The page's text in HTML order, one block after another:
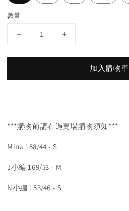
數量
加入購物車
***購物前請看過賣場購物須知***
Mina 158/44 - S
J小編 169/53 - M
N小編 153/46 - S